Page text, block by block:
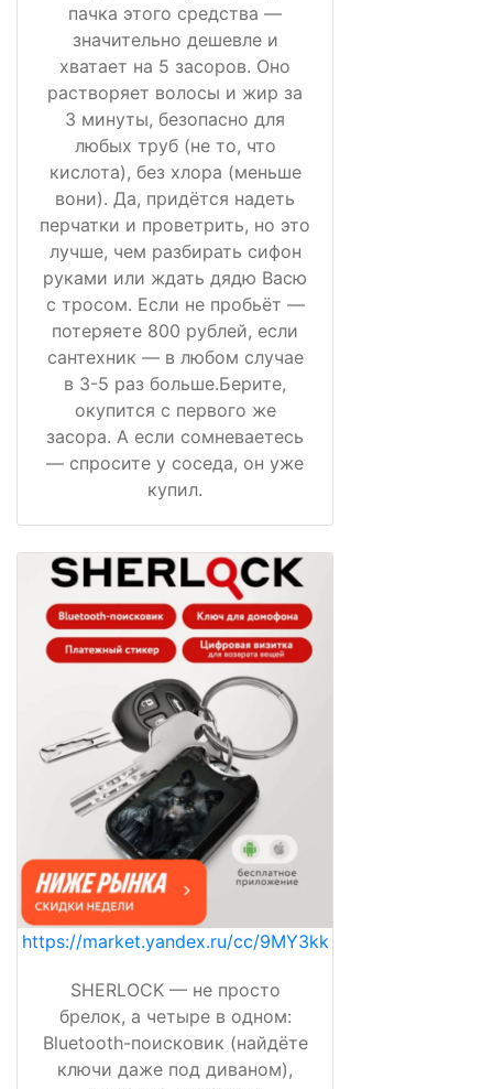
пачка этого средства —
значительно дешевле и
хватает на 5 засоров. Оно
растворяет волосы и жир за
3 минуты, безопасно для
любых труб (не то, что
кислота), без хлора (меньше
вони). Да, придётся надеть
перчатки и проветрить, но это
лучше, чем разбирать сифон
руками или ждать дядю Васю
с тросом. Если не пробьёт —
потеряете 800 рублей, если
сантехник — в любом случае
в 3-5 раз больше.Берите,
окупится с первого же
засора. А если сомневаетесь
— спросите у соседа, он уже
купил.
https://market.yandex.ru/cc/9MY3kk
SHERLOCK — не просто
брелок, а четыре в одном:
Bluetooth-поисковик (найдёте
ключи даже под диваном),